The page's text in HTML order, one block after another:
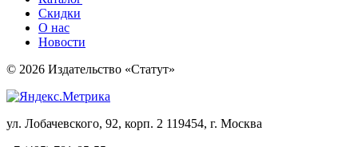
Скидки
О нас
Новости
© 2026 Издательство «Статут»
ул. Лобачевского, 92, корп. 2 119454, г. Москва